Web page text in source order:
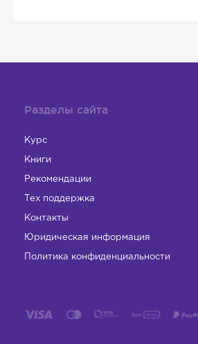
Разделы сайта
Курс
Книги
Рекомендации
Тех поддержка
Контакты
Юридическая информация
Политика конфиденциальности